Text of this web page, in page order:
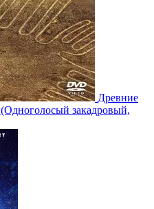
Древние
(Одноголосый закадровый,